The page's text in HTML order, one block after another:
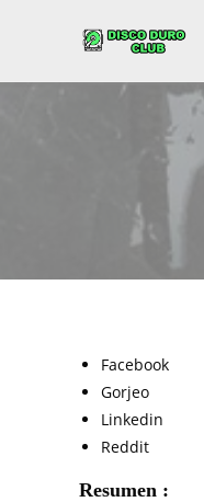
Facebook
Gorjeo
Linkedin
Reddit
Resumen :